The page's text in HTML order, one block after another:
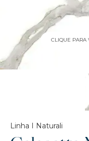
CLIQUE PARA
Linha I Naturali